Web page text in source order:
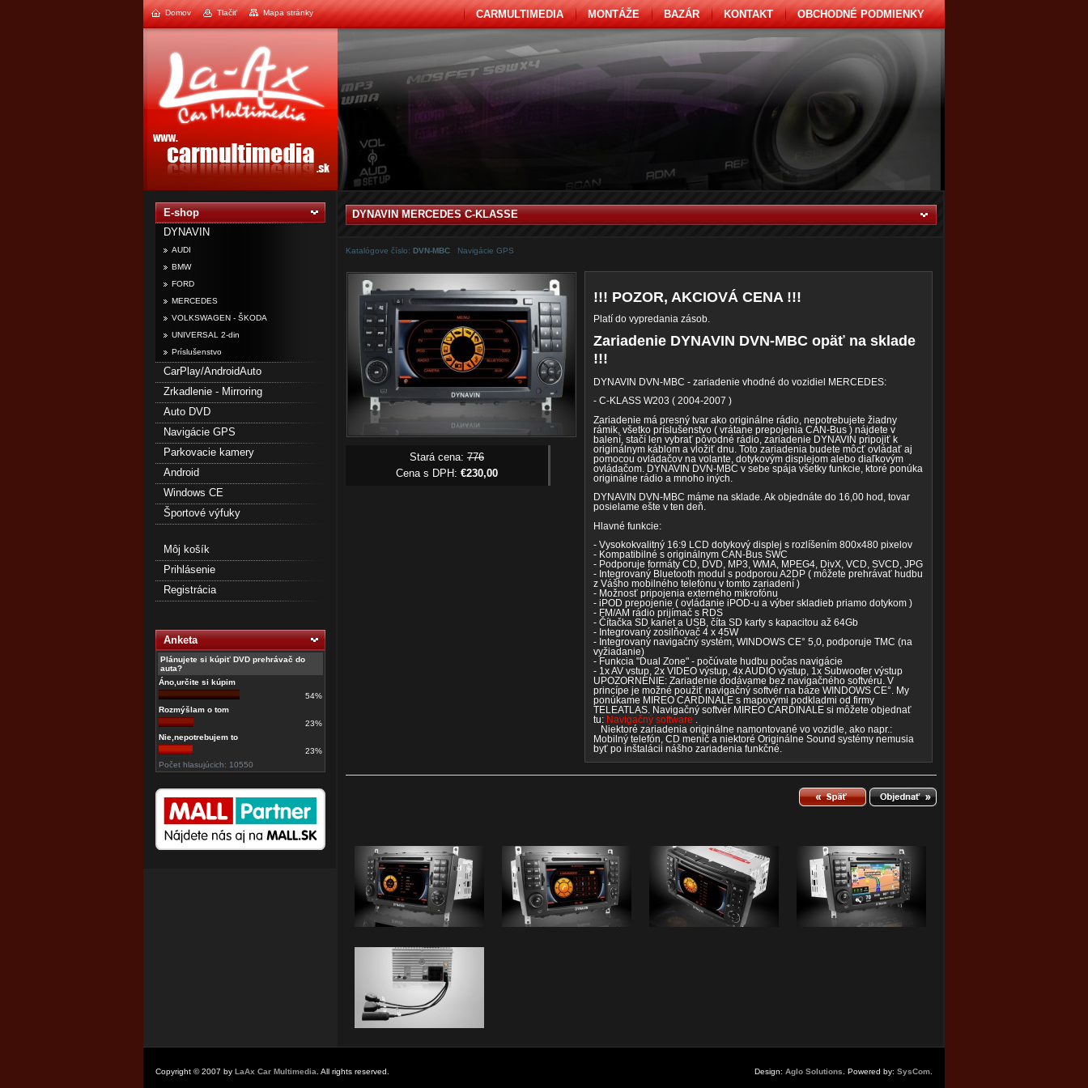
CARMULTIMEDIA MONTÁŽE BAZÁR KONTAKT OBCHODNÉ PODMIENKY
Domov Tlačiť Mapa stránky
E-shop
DYNAVIN
AUDI
BMW
FORD
MERCEDES
VOLKSWAGEN - ŠKODA
UNIVERSAL 2-din
Príslušenstvo
CarPlay/AndroidAuto
Zrkadlenie - Mirroring
Auto DVD
Navigácie GPS
Parkovacie kamery
Android
Windows CE
Športové výfuky
Môj košík
Prihlásenie
Registrácia
Anketa
Plánujete si kúpiť DVD prehrávač do
auta?
Áno,určite si kúpim
54%
Rozmýšlam o tom
23%
Nie,nepotrebujem to
23%
Počet hlasujúcich: 10550
DYNAVIN MERCEDES C-KLASSE
Katalógove číslo: DVN-MBC Navigácie GPS
Stará cena: 776
Cena s DPH: €230,00
!!! POZOR, AKCIOVÁ CENA !!!
Platí do vypredania zásob.
Zariadenie DYNAVIN DVN-MBC opäť na sklade
!!!
DYNAVIN DVN-MBC - zariadenie vhodné do vozidiel MERCEDES:
- C-KLASS W203 ( 2004-2007 )
Zariadenie má presný tvar ako originálne rádio, nepotrebujete žiadny
rámik, všetko príslušenstvo ( vrátane prepojenia CAN-Bus ) nájdete v
balení, stačí len vybrať pôvodné rádio, zariadenie DYNAVIN pripojiť k
originálnym káblom a vložiť dnu. Toto zariadenia budete môcť ovládať aj
pomocou ovládačov na volante, dotykovým displejom alebo diaľkovým
ovládačom. DYNAVIN DVN-MBC v sebe spája všetky funkcie, ktoré ponúka
originálne rádio a mnoho iných.
DYNAVIN DVN-MBC máme na sklade. Ak objednáte do 16,00 hod, tovar
posielame ešte v ten deň.
Hlavné funkcie:
- Vysokokvalitný 16:9 LCD dotykový displej s rozlíšením 800x480 pixelov
- Kompatibilné s originálnym CAN-Bus SWC
- Podporuje formáty CD, DVD, MP3, WMA, MPEG4, DivX, VCD, SVCD, JPG
- Integrovaný Bluetooth modul s podporou A2DP ( môžete prehrávať hudbu
z Vášho mobilného telefónu v tomto zariadení )
- Možnosť pripojenia externého mikrofónu
- iPOD prepojenie ( ovládanie iPOD-u a výber skladieb priamo dotykom )
- FM/AM rádio prijímač s RDS
- Čítačka SD kariet a USB, číta SD karty s kapacitou až 64Gb
- Integrovaný zosilňovač 4 x 45W
- Integrovaný navigačný systém, WINDOWS CE° 5,0, podporuje TMC (na
vyžiadanie)
- Funkcia "Dual Zone" - počúvate hudbu počas navigácie
- 1x AV vstup, 2x VIDEO výstup, 4x AUDIO výstup, 1x Subwoofer výstup
UPOZORNENIE: Zariadenie dodávame bez navigačného softvéru. V
princípe je možné použiť navigačný softvér na báze WINDOWS CE°. My
ponúkame MIREO CARDINALE s mapovými podkladmi od firmy
TELEATLAS. Navigačný softvér MIREO CARDINALE si môžete objednať
tu: Navigačný software
Niektoré zariadenia originálne namontované vo vozidle, ako napr.:
Mobilný telefón, CD menič a niektoré Originálne Sound systémy nemusia
byť po inštalácii nášho zariadenia funkčné.
Copyright © 2007 by LaAx Car Multimedia . All rights reserved. Design: Aglo Solutions . Powered by: SysCom